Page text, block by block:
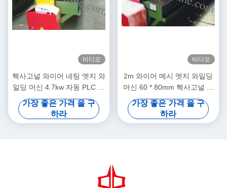
비디오
헥사고널 와이어 네팅 엣지 와
일딩 머신 4.7kw 자동 PLC 제
어
가장 좋은 가격 을 구
하라
비디오
2m 와이어 메시 엣지 와일딩
머신 60 * 80mm 헥사고널 가
비온 넷을 위한 PLC와 함께
3kw
가장 좋은 가격 을 구
하라